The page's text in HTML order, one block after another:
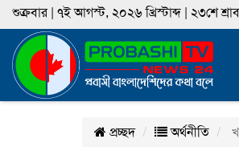
শুক্রবার | ৭ই আগস্ট, ২০২৬ খ্রিস্টাব্দ | ২৩শে
প্রচ্ছদ অর্থনীতি